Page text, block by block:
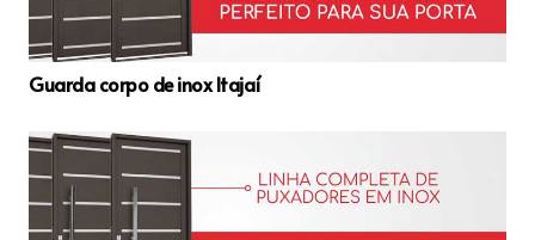
Guarda corpo de inox Itajaí